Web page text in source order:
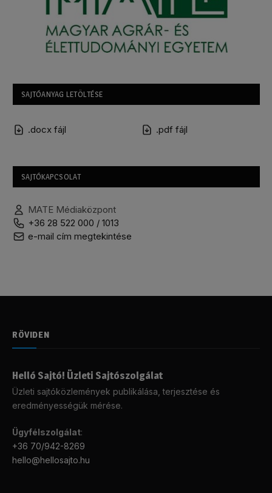
SAJTÓANYAG LETÖLTÉSE
.docx fájl .pdf fájl
SAJTÓKAPCSOLAT
MATE Médiaközpont
+36 28 522 000 / 1013
e-mail cím megtekintése
RÖVIDEN
Helló Sajtó! Üzleti Sajtószolgálat
Üzleti sajtóközlemények publikálása, terjesztése és
eredményességük mérése.
Ügyfélszolgálat:
+36 70/942-8269
hello@hellosajto.hu